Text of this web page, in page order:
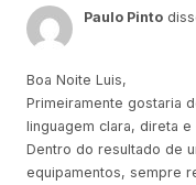
Paulo Pinto
Boa Noite Luis,
Primeiramente gostaria
linguagem clara, direta e
Dentro do resultado de
equipamentos, sempre